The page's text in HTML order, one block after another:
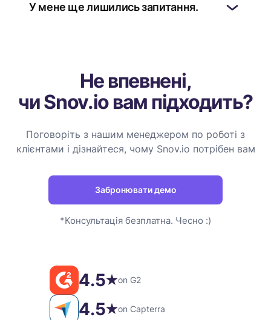
У мене ще лишились запитання.
Не впевнені,
чи Snov.io вам підходить?
Поговоріть з нашим менеджером по роботі з
клієнтами і дізнайтеся, чому Snov.io потрібен вам
Забронювати демо
*Консультація безплатна. Чесно :)
4.5 on G2
4.5 on Capterra